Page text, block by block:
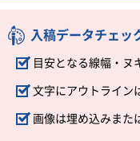
入稿データチェッ
目安となる線幅・ヌ
文字にアウトライン
画像は埋め込みまた